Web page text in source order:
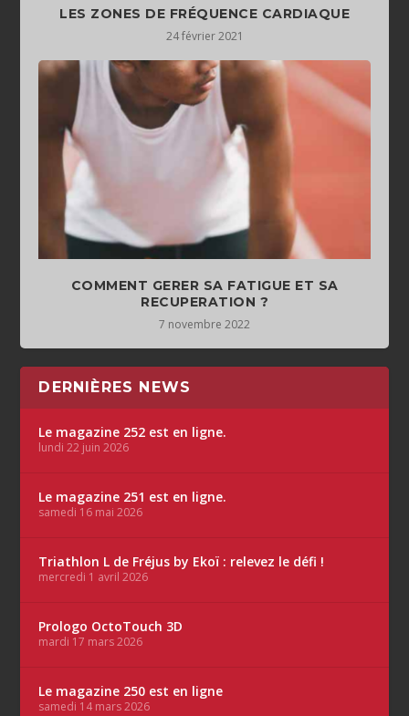
LES ZONES DE FRÉQUENCE CARDIAQUE
24 février 2021
COMMENT GERER SA FATIGUE ET SA
RECUPERATION ?
7 novembre 2022
DERNIÈRES NEWS
Le magazine 252 est en ligne.
lundi 22 juin 2026
Le magazine 251 est en ligne.
samedi 16 mai 2026
Triathlon L de Fréjus by Ekoï : relevez le défi !
mercredi 1 avril 2026
Prologo OctoTouch 3D
mardi 17 mars 2026
Le magazine 250 est en ligne
samedi 14 mars 2026